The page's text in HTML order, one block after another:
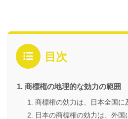
目次
商標権の地理的な効力の範囲
商標権の効力は、日本全国に
日本の商標権の効力は、外国